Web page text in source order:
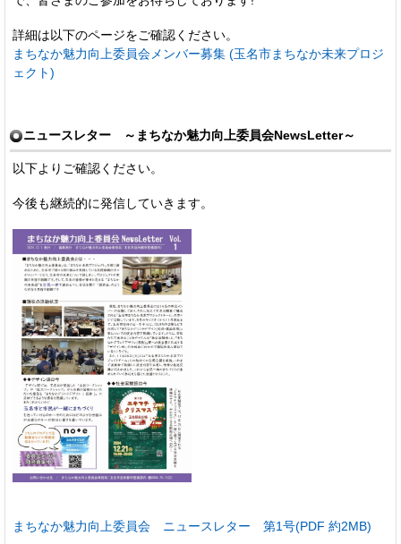
詳細は以下のページをご確認ください。
まちなか魅力向上委員会メンバー募集 (玉名市まちなか未来プロジ
ェクト)
ニュースレター ～まちなか魅力向上委員会NewsLetter～
以下よりご確認ください。
今後も継続的に発信していきます。
まちなか魅力向上委員会 ニュースレター 第1号(PDF 約2MB)